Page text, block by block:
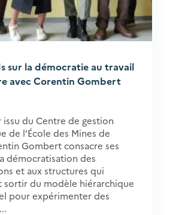
sur la démocratie au travail
avec Corentin Gombert
issu du Centre de gestion
de l’École des Mines de
Gombert consacre ses
démocratisation des
et aux structures qui
sortir du modèle hiérarchique
pour expérimenter des